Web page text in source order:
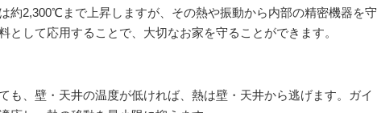
約2,300℃まで上昇しますが、その熱や振動から内部の精密機器を守
として応用することで、大切なお家を守ることができます。
も、壁・天井の温度が低ければ、熱は壁・天井から逃げます。ガイ